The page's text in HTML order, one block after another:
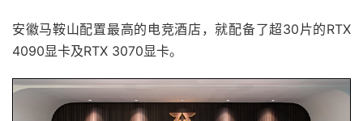
安徽马鞍山配置最高的电竞酒店，就配备了超30片的RTX
4090显卡及RTX 3070显卡。